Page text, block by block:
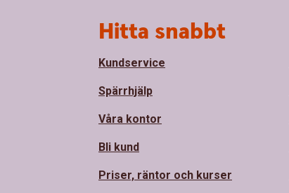
Hitta snabbt
Kundservice
Spärrhjälp
Våra kontor
Bli kund
Priser, räntor och kurser